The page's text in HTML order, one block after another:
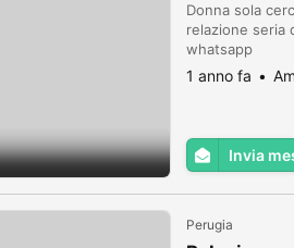
Donna sola
relazione seria
whatsapp
1 anno fa
Invia
Perugia